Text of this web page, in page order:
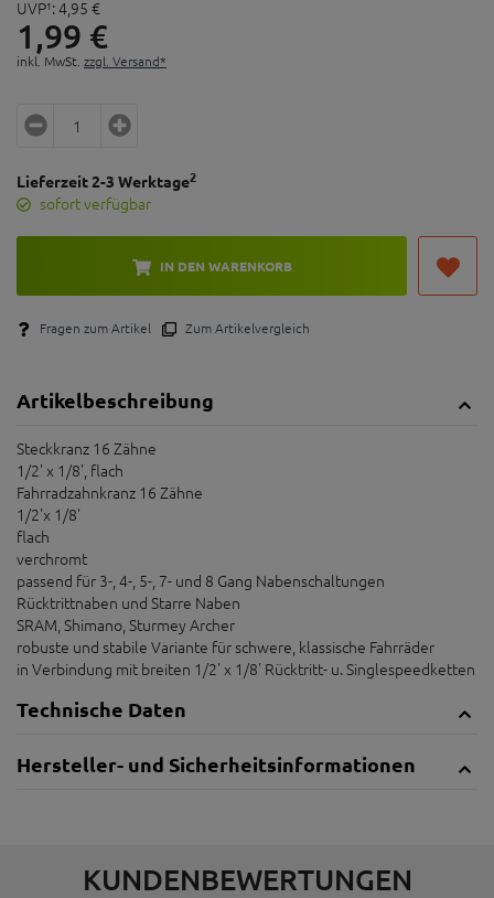
UVP¹:4, 95 €
1,99 €
inkl. MwSt. zzgl. Versand*
Lieferzeit 2-3 Werktage2
sofort verfügbar
IN DEN WARENKORB
Fragen zum Artikel Zum Artikelvergleich
Artikelbeschreibung
Steckkranz 16 Zähne
1/2' x 1/8', flach
Fahrradzahnkranz 16 Zähne
1/2'x 1/8'
flach
verchromt
passend für 3-, 4-, 5-, 7- und 8 Gang Nabenschaltungen
Rücktrittnaben und Starre Naben
SRAM, Shimano, Sturmey Archer
robuste und stabile Variante für schwere, klassische Fahrräder
in Verbindung mit breiten 1/2' x 1/8' Rücktritt- u. Singlespeedketten
Technische Daten
Hersteller- und Sicherheitsinformationen
KUNDENBEWERTUNGEN